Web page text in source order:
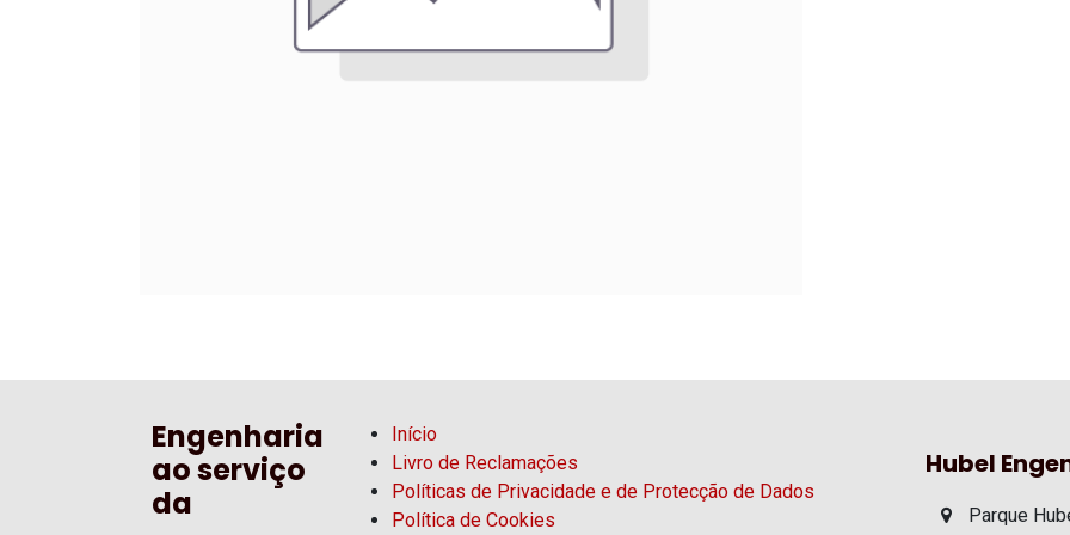
Hubel
Parque
Engenharia
ao serviço
da
Início
Livro de Reclamações
Políticas de Privacidade e de Protecção de Dados
Política de Cookies